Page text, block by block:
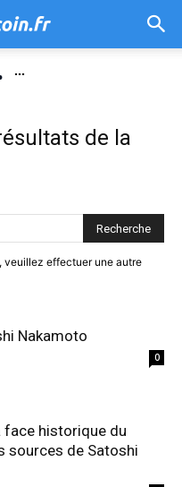
...
de la
veuillez effectuer une autre
Nakamoto
0
face historique du
sources de Satoshi